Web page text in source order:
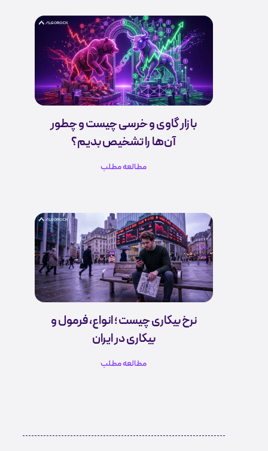
بازار گاوی و خرسی چیست و چطور
آن‌ها را تشخیص بدیم؟
مطالعه مطلب
نرخ بیکاری چیست ؛ انواع، فرمول و
بیکاری در ایران
مطالعه مطلب